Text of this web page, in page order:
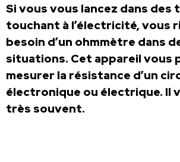
Si vous vous lancez dans des
touchant à l’électricité, vous
besoin d’un ohmmètre dans
situations. Cet appareil vous
mesurer la résistance d’un
électronique ou électrique. Il
très souvent.